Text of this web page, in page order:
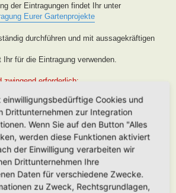
der Eintragungen findet Ihr unter
Eurer Gartenprojekte
durchführen und mit aussagekräftigen
Ihr für die Eintragung verwenden.
zwingend erforderlich:
sein, kann auch Euer Forenname
Region):Brauche ich für die Karteneintrag, wird
Punktgenau platziert
einwilligungsbedürftige Cookies und
Drittunternehmen zur Integration
Wenn Sie auf den Button "Alles
werden diese Funktionen aktiviert
der Einwilligung verarbeiten wir
Drittunternehmen Ihre
Daten für verschiedene Zwecke.
zu Zweck, Rechtsgrundlagen,